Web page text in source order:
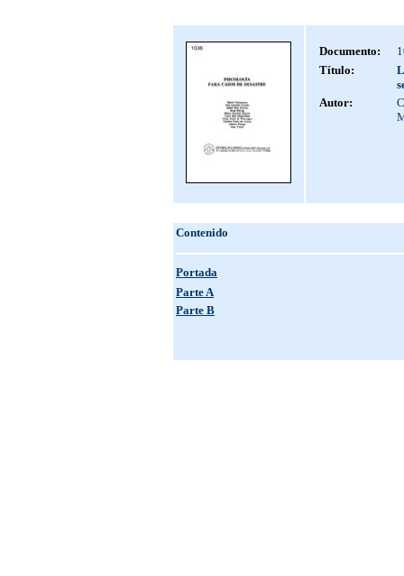
Documento:
Título:
Autor:
Contenido
Portada
Parte A
Parte B